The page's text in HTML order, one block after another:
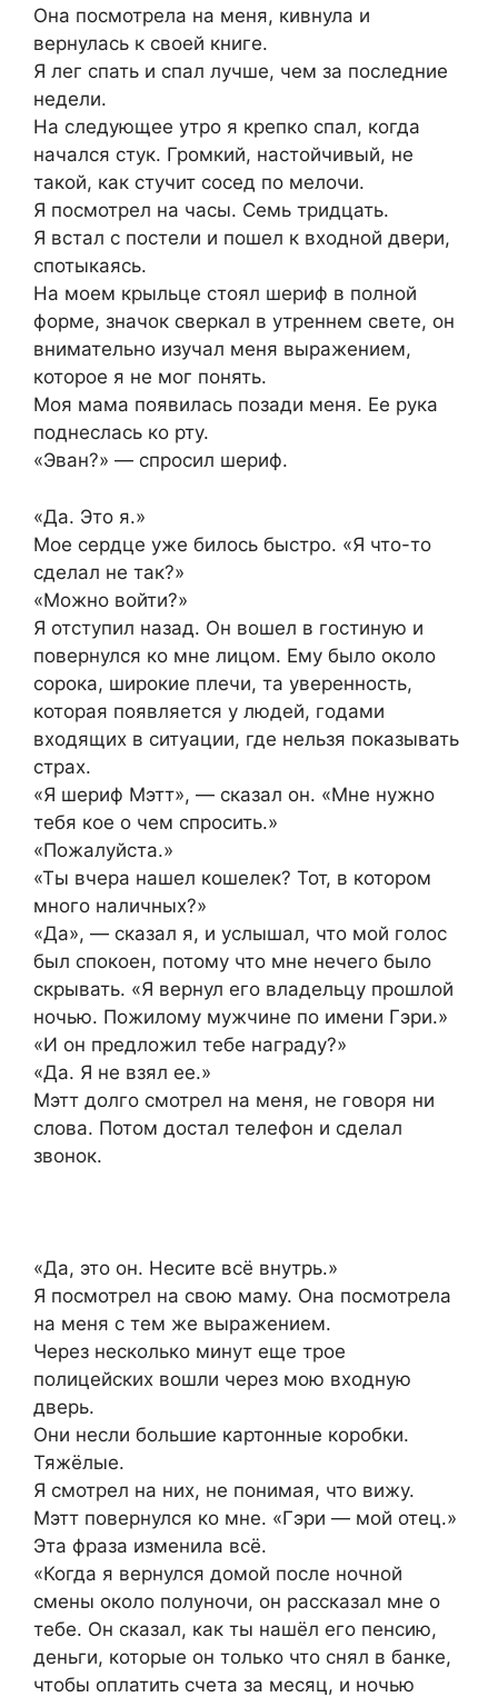
Она посмотрела на меня, кивнула и
вернулась к своей книге.
Я лег спать и спал лучше, чем за последние
недели.
На следующее утро я крепко спал, когда
начался стук. Громкий, настойчивый, не
такой, как стучит сосед по мелочи.
Я посмотрел на часы. Семь тридцать.
Я встал с постели и пошел к входной двери,
спотыкаясь.
На моем крыльце стоял шериф в полной
форме, значок сверкал в утреннем свете, он
внимательно изучал меня выражением,
которое я не мог понять.
Моя мама появилась позади меня. Ее рука
поднеслась ко рту.
«Эван?» — спросил шериф.
«Да. Это я.»
Мое сердце уже билось быстро. «Я что-то
сделал не так?»
«Можно войти?»
Я отступил назад. Он вошел в гостиную и
повернулся ко мне лицом. Ему было около
сорока, широкие плечи, та уверенность,
которая появляется у людей, годами
входящих в ситуации, где нельзя показывать
страх.
«Я шериф Мэтт», — сказал он. «Мне нужно
тебя кое о чем спросить.»
«Пожалуйста.»
«Ты вчера нашел кошелек? Тот, в котором
много наличных?»
«Да», — сказал я, и услышал, что мой голос
был спокоен, потому что мне нечего было
скрывать. «Я вернул его владельцу прошлой
ночью. Пожилому мужчине по имени Гэри.»
«И он предложил тебе награду?»
«Да. Я не взял ее.»
Мэтт долго смотрел на меня, не говоря ни
слова. Потом достал телефон и сделал
звонок.
«Да, это он. Несите всё внутрь.»
Я посмотрел на свою маму. Она посмотрела
на меня с тем же выражением.
Через несколько минут еще трое
полицейских вошли через мою входную
дверь.
Они несли большие картонные коробки.
Тяжёлые.
Я смотрел на них, не понимая, что вижу.
Мэтт повернулся ко мне. «Гэри — мой отец.»
Эта фраза изменила всё.
«Когда я вернулся домой после ночной
смены около полуночи, он рассказал мне о
тебе. Он сказал, как ты нашёл его пенсию,
деньги, которые он только что снял в банке,
чтобы оплатить счета за месяц, и ночью